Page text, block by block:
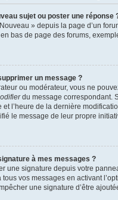
sujet ou poster une réponse
» depuis la page d’un
bas de page des forums,
un message ?
ou modérateur, vous ne
du message correspondant.
l’heure de la dernière
le message de leur propre
à mes messages ?
une signature depuis votre
tous vos messages en activant
une signature d’être